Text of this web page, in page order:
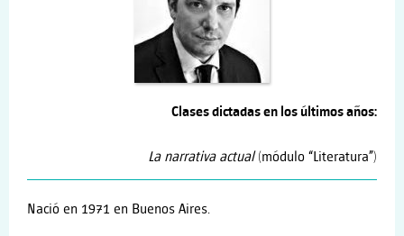
Clases dictadas en los últimos años:
La narrativa actual(módulo “Literatura”)
Nació en 1971 en Buenos Aires.